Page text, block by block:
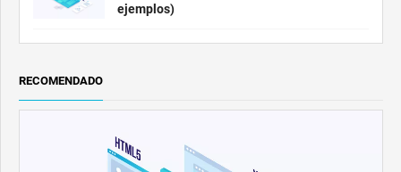
ejemplos)
RECOMENDADO